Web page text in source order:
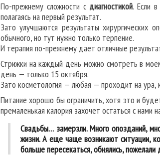
По-прежнему сложности с диагностикой. Если
полагаясь на первый результат.
Зато улучшаются результаты хирургических
обычного, но тут нужно только терпение.
И терапия по-прежнему дает отличные
Стрижки на каждый день можно смотреть в
день — только 15 октября.
Зато косметология — любая — проходит на
Питание хорошо бы ограничить, хотя это и
премаленькая калория захочет остаться с нами
Свадьбы… замерзли. Много опозданий,
жизни. А еще чаще возникают ситуации,
больше пересекаться, обнялись,